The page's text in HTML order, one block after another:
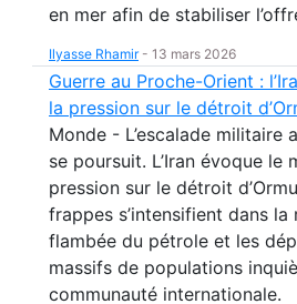
en mer afin de stabiliser
Ilyasse Rhamir- 13 mars 2026
Guerre au Proche-Orient :
la pression sur le détroit
Monde - L’escalade militaire
se poursuit. L’Iran évoque le
pression sur le détroit
frappes s’intensifient dans la
flambée du pétrole et les
massifs de populations
communauté internationale.